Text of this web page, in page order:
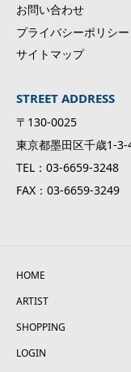
お問い合わせ
プライバシーポリシー
サイトマップ
STREET ADDRESS
〒130-0025
東京都墨田区千歳1-3-
TEL：03-6659-3248
FAX：03-6659-3249
HOME
ARTIST
SHOPPING
LOGIN